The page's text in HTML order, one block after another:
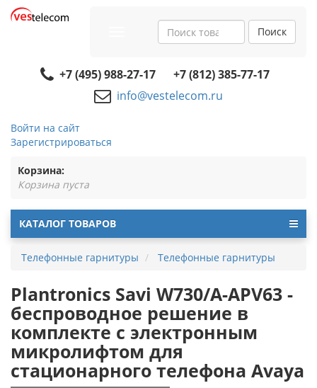
navigation
Поиск
+7 (495) 988-27-17
+7 (812) 385-77-17
info@vestelecom.ru
Войти на сайт
Зарегистрироваться
Корзина:
Корзина пуста
КАТАЛОГ ТОВАРОВ
Телефонные гарнитуры Телефонные гарнитуры
Plantronics Savi W730/A-APV63 -
беспроводное решение в
комплекте с электронным
микролифтом для
стационарного телефона Avaya